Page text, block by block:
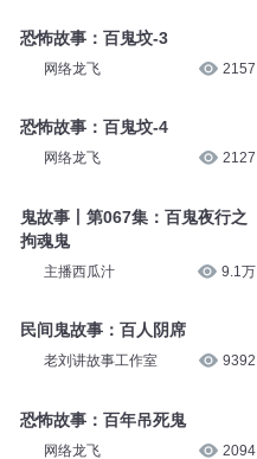
恐怖故事：百鬼坟-3
网络龙飞 2157
恐怖故事：百鬼坟-4
网络龙飞 2127
鬼故事丨第067集：百鬼夜行之
拘魂鬼
主播西瓜汁 9.1万
民间鬼故事：百人阴席
老刘讲故事工作室 9392
恐怖故事：百年吊死鬼
网络龙飞 2094